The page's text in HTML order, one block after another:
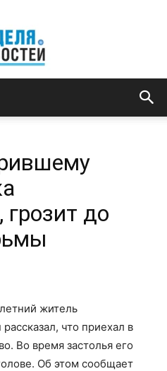
новостей
грозит до
житель
что приехал в
Во время застолья его
Об этом сообщает